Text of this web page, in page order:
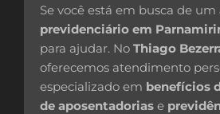
Se você está em busca de um
previdenciário em
para ajudar. No Thiago
oferecemos atendimento
especializado em benefícios
de aposentadorias e